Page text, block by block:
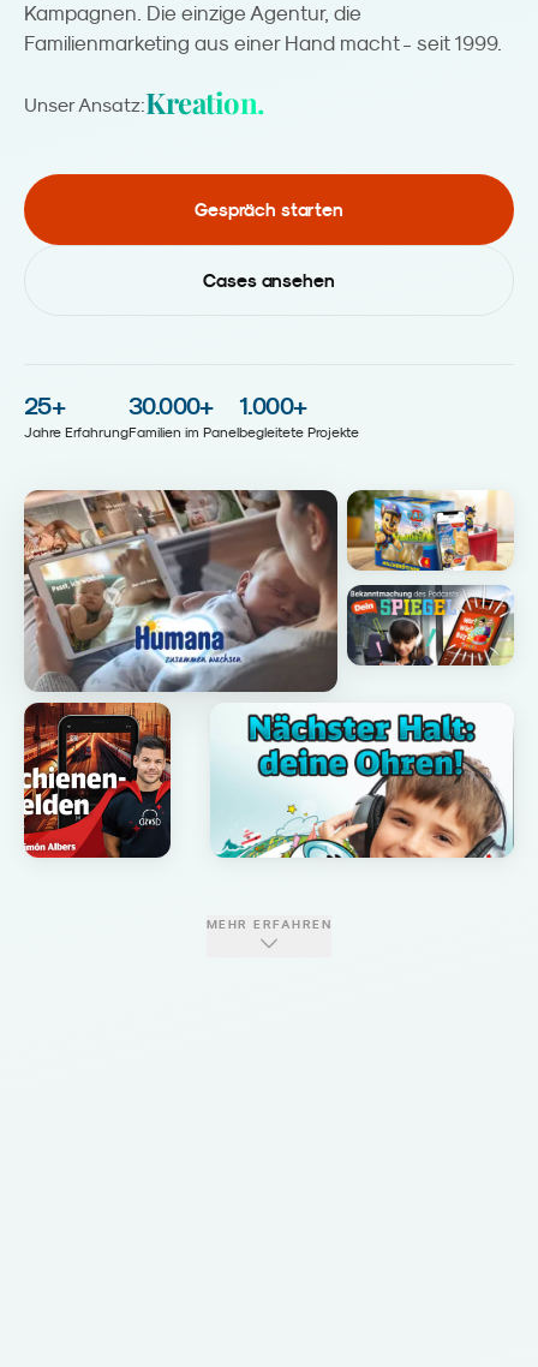
Kampagnen. Die einzige Agentur, die
Familienmarketing aus einer Hand macht - seit 1999.
Unser Ansatz:Kreation.
Gespräch starten
Cases ansehen
25+
Jahre Erfahrung
30.000+
Familien im Panel
1.000+
begleitete Projekte
MEHR ERFAHREN